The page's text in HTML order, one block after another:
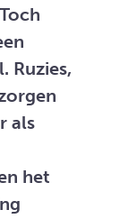
Ruzies,
als
het